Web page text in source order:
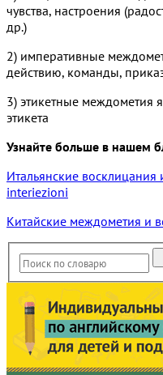
чувства, настроения
др.)
2) императивные
действию, команды,
3) этикетные междометия
этикета
Узнайте больше в нашем
Итальянские
interiezioni
Китайские междометия и